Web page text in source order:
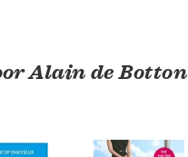
Alain de Botton